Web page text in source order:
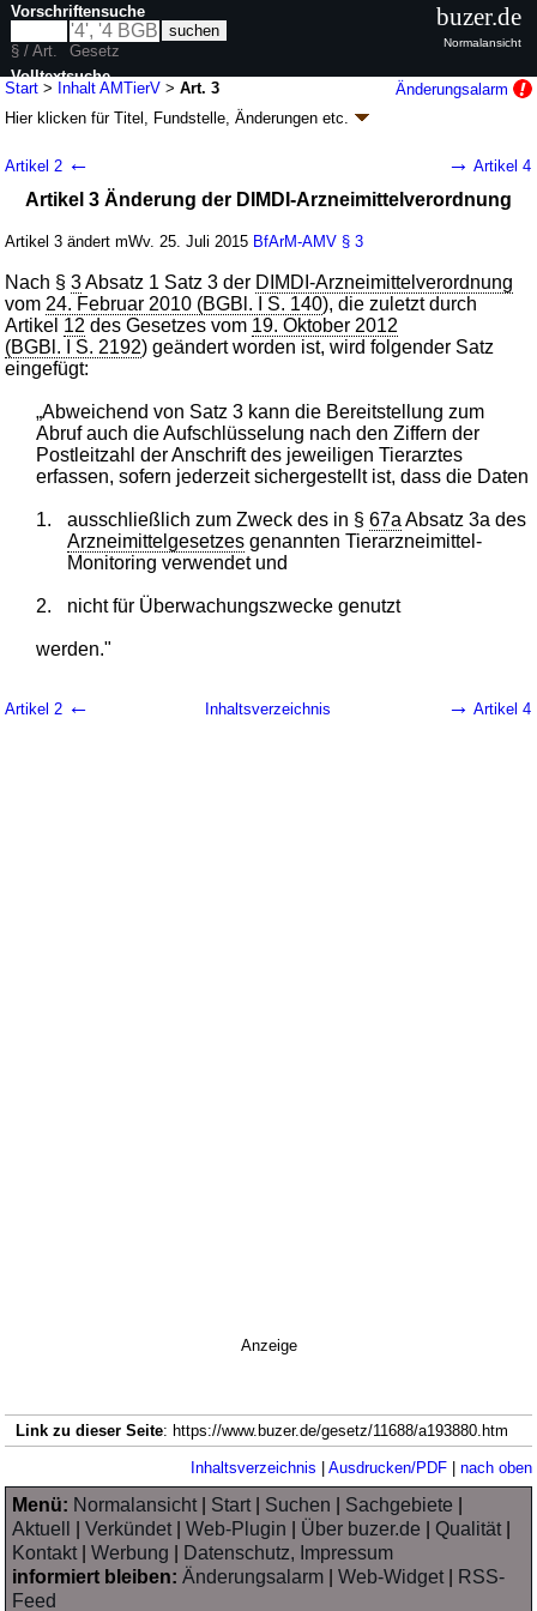
Start > Inhalt AMTierV >Art. 3
Änderungsalarm
Hier klicken fürTitel, Fundstelle, Änderungen etc.
Änderung tierarzneimittelrechtlicher
Verordnungen (AMTierVk.a.Abk.)
V. v. 17.07.2015BGBl. I S. 1380(Nr. 31); Geltung ab 25.07.2015
Artikel 2 ← → Artikel 4
Artikel 3 Änderung der DIMDI-Arzneimittelverordnung
Artikel 3 ändert mWv. 25. Juli 2015 BfArM-AMV § 3
Nach §3Absatz 1 Satz 3 der DIMDI-Arzneimittelverordnung
vom 24. Februar 2010 (BGBl. I S. 140), die zuletzt durch
Artikel 12 des Gesetzes vom 19. Oktober 2012
(BGBl. I S. 2192) geändert worden ist, wird folgender Satz
eingefügt:
„Abweichend von Satz 3 kann die Bereitstellung zum
Abruf auch die Aufschlüsselung nach den Ziffern der
Postleitzahl der Anschrift des jeweiligen Tierarztes
erfassen, sofern jederzeit sichergestellt ist, dass die Daten
1. ausschließlich zum Zweck des in § 67a Absatz 3a des
Arzneimittelgesetzesgenannten Tierarzneimittel-
Monitoring verwendet und
2. nicht für Überwachungszwecke genutzt
werden."
Artikel 2 ← Inhaltsverzeichnis → Artikel 4
Vorschriftensuche
§ / Art.
Gesetz
Volltextsuche
nur in AMTierV
buzer.de
Normalansicht
Anzeige
Link zu dieser Seite: https://www.buzer.de/gesetz/11688/a193880.htm
Inhaltsverzeichnis | Ausdrucken/PDF| nach oben
Menü: Normalansicht| Start| Suchen Sachgebiete
Aktuell
|Verkündet|Web-Plugin Über buzer.de |Qualität|
Kontakt|Werbung
Datenschutz, Impressum
informiert bleiben: Änderungsalarm |Web-Widget|
RSS-
Feed